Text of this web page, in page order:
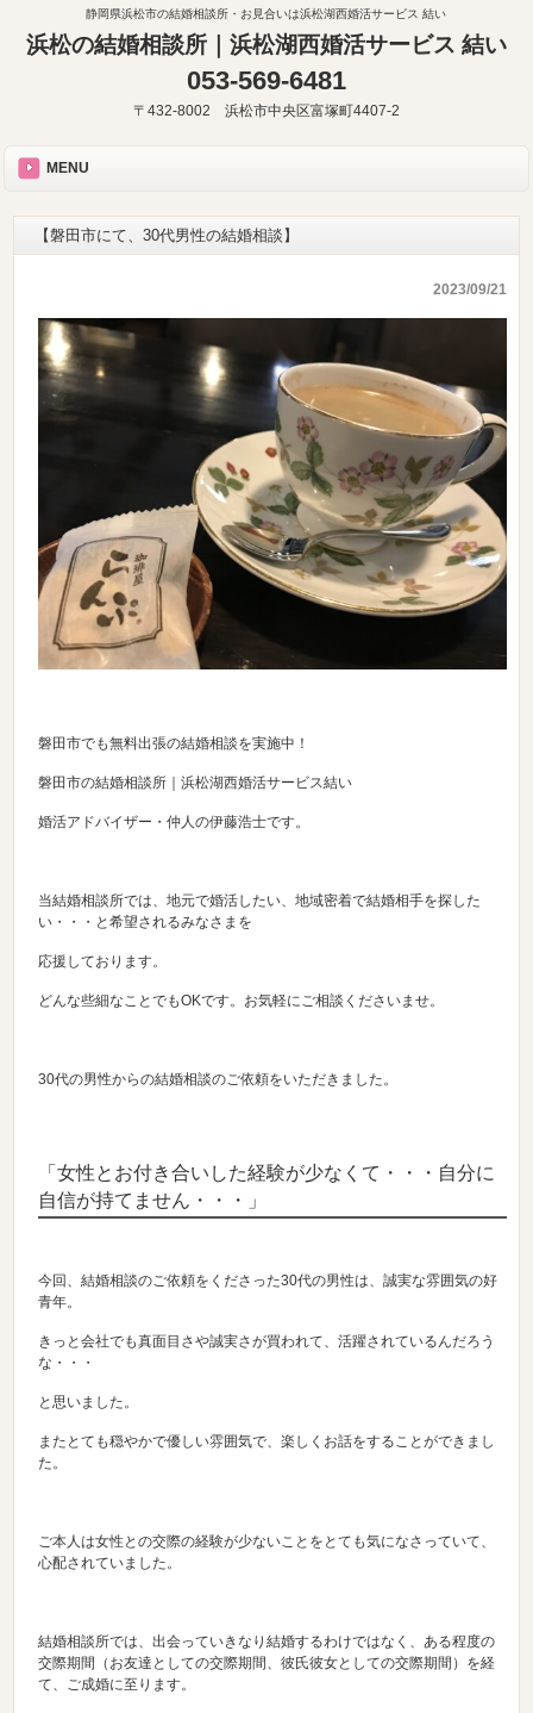
静岡県浜松市の結婚相談所・お見合いは浜松湖西婚活サービス 結い
浜松の結婚相談所｜浜松湖西婚活サービス 結い
053-569-6481
〒432-8002 浜松市中央区富塚町4407-2
MENU
【磐田市にて、30代男性の結婚相談】
2023/09/21
磐田市でも無料出張の結婚相談を実施中！
磐田市の結婚相談所｜浜松湖西婚活サービス結い
婚活アドバイザー・仲人の伊藤浩士です。
当結婚相談所では、地元で婚活したい、地域密着で結婚相手を探した
い・・・と希望されるみなさまを
応援しております。
どんな些細なことでもOKです。お気軽にご相談くださいませ。
30代の男性からの結婚相談のご依頼をいただきました。
「女性とお付き合いした経験が少なくて・・・自分に
自信が持てません・・・」
今回、結婚相談のご依頼をくださった30代の男性は、誠実な雰囲気の好
青年。
きっと会社でも真面目さや誠実さが買われて、活躍されているんだろう
な・・・
と思いました。
またとても穏やかで優しい雰囲気で、楽しくお話をすることができまし
た。
ご本人は女性との交際の経験が少ないことをとても気になさっていて、
心配されていました。
結婚相談所では、出会っていきなり結婚するわけではなく、ある程度の
交際期間（お友達としての交際期間、彼氏彼女としての交際期間）を経
て、ご成婚に至ります。